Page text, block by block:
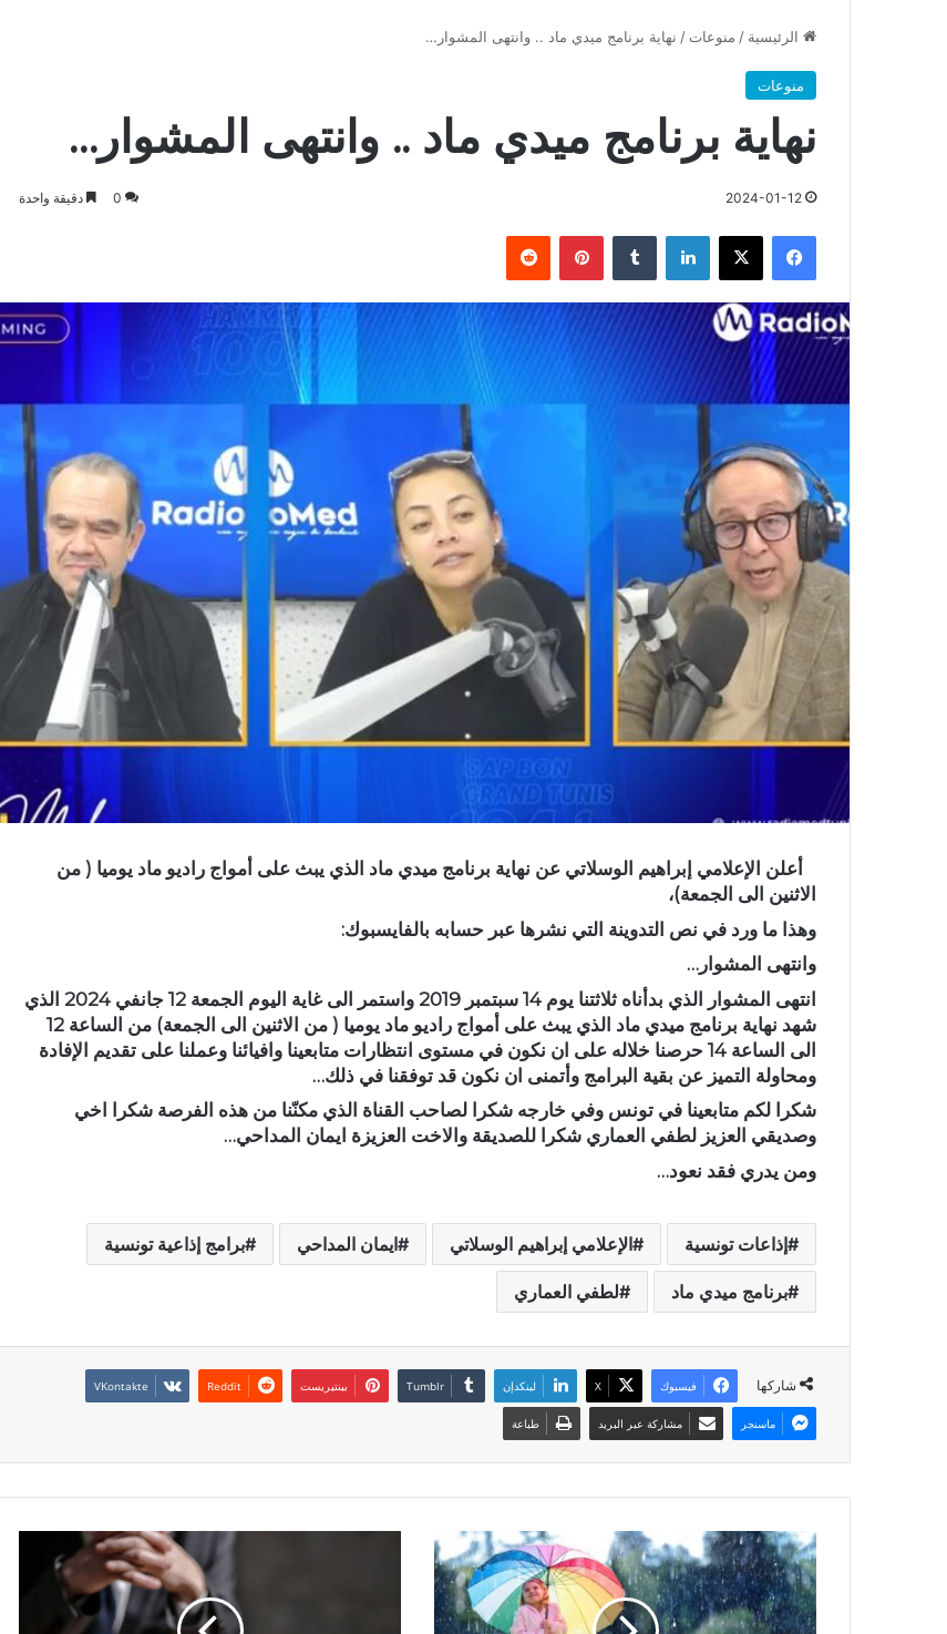
الرئيسية / منوعات / نهاية برنامج ميدي ماد .. وانتهى المشوار…
منوعات
نهاية برنامج ميدي ماد .. وانتهى المشوار…
2024-01-12
0 دقيقة واحدة
فيسبوك X لينكدإن بينتيريست
أعلن الإعلامي إبراهيم الوسلاتي عن نهاية برنامج ميدي ماد الذي يبث على أمواج راديو ماد يوميا ( من
الاثنين الى الجمعة)،
وهذا ما ورد في نص التدوينة التي نشرها عبر حسابه بالفايسبوك:
وانتهى المشوار…
انتهى المشوار الذي بدأناه ثلاثتنا يوم 14 سبتمبر 2019 واستمر الى غاية اليوم الجمعة 12 جانفي 2024 الذي
شهد نهاية برنامج ميدي ماد الذي يبث على أمواج راديو ماد يوميا ( من الاثنين الى الجمعة) من الساعة 12
الى الساعة 14 حرصنا خلاله على ان نكون في مستوى انتظارات متابعينا وافيائنا وعملنا على تقديم الإفادة
ومحاولة التميز عن بقية البرامج وأتمنى ان نكون قد توفقنا في ذلك…
شكرا لكم متابعينا في تونس وفي خارجه شكرا لصاحب القناة الذي مكنّنا من هذه الفرصة شكرا اخي
وصديقي العزيز لطفي العماري شكرا للصديقة والاخت العزيزة ايمان المداحي…
ومن يدري فقد نعود…
إذاعات تونسية الإعلامي إبراهيم الوسلاتي ايمان المداحي برامج إذاعية تونسية
برنامج ميدي ماد لطفي العماري
شاركها فيسبوك X لينكدإن بينتيريست
ماسنجر مشاركة عبر البريد طباعة